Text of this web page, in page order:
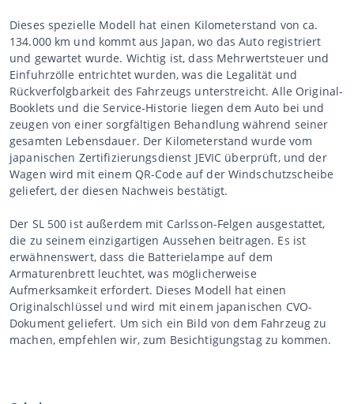
Dieses spezielle Modell hat einen Kilometerstand von ca.
134.000 km und kommt aus Japan, wo das Auto registriert
und gewartet wurde. Wichtig ist, dass Mehrwertsteuer und
Einfuhrzölle entrichtet wurden, was die Legalität und
Rückverfolgbarkeit des Fahrzeugs unterstreicht. Alle Original-
Booklets und die Service-Historie liegen dem Auto bei und
zeugen von einer sorgfältigen Behandlung während seiner
gesamten Lebensdauer. Der Kilometerstand wurde vom
japanischen Zertifizierungsdienst JEVIC überprüft, und der
Wagen wird mit einem QR-Code auf der Windschutzscheibe
geliefert, der diesen Nachweis bestätigt.
Der SL 500 ist außerdem mit Carlsson-Felgen ausgestattet,
die zu seinem einzigartigen Aussehen beitragen. Es ist
erwähnenswert, dass die Batterielampe auf dem
Armaturenbrett leuchtet, was möglicherweise
Aufmerksamkeit erfordert. Dieses Modell hat einen
Originalschlüssel und wird mit einem japanischen CVO-
Dokument geliefert. Um sich ein Bild von dem Fahrzeug zu
machen, empfehlen wir, zum Besichtigungstag zu kommen.